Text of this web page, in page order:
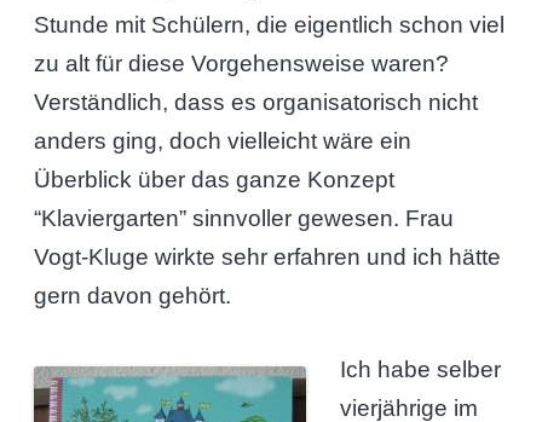
Stunde mit Schülern, die eigentlich schon viel
zu alt für diese Vorgehensweise waren?
Verständlich, dass es organisatorisch nicht
anders ging, doch vielleicht wäre ein
Überblick über das ganze Konzept
“Klaviergarten” sinnvoller gewesen. Frau
Vogt-Kluge wirkte sehr erfahren und ich hätte
gern davon gehört.
Ich habe selber
vierjährige im